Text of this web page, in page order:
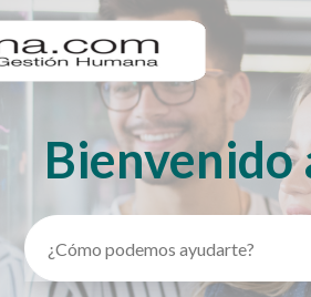
Búsqueda
Bienvenido